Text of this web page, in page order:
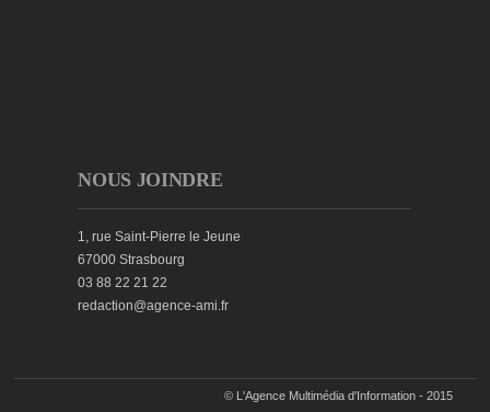
NOUS JOINDRE
1, rue Saint-Pierre le Jeune
67000 Strasbourg
03 88 22 21 22
redaction@agence-ami.fr
© L'Agence Multimédia d'Information - 2015